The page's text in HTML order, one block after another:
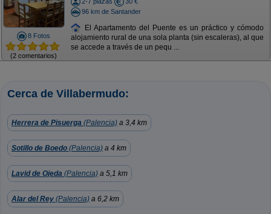
8 Fotos
(2 comentarios)
96 km de Santander
El Apartamento del Puente es un práctico y cómodo
alojamiento rural de una sola planta (sin escaleras), al que
se accede a través de un pequ ...
Cerca de Villabermudo:
Herrera de Pisuerga (Palencia) a 3,4 km
Sotillo de Boedo (Palencia) a 4 km
Lavid de Ojeda (Palencia) a 5,1 km
Alar del Rey (Palencia) a 6,2 km